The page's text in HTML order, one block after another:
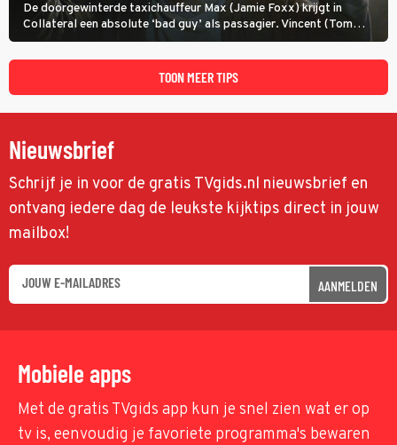
De doorgewinterde taxichauffeur Max (Jamie Foxx) krijgt in
Collateral een absolute ‘bad guy’ als passagier. Vincent (Tom
Cruise) heeft hem nodig om hem de stad door te loodsen om een
wel heel lugubere reden.
TOON MEER TIPS
Nieuwsbrief
Schrijf je in voor de gratis TVgids.nl nieuwsbrief en
ontvang iedere dag de leukste kijktips direct in jouw
mailbox!
AANMELDEN
Mobiele apps
Met de gratis TVgids app kun je snel zien wat er op
tv is, eenvoudig je favoriete programma's bewaren